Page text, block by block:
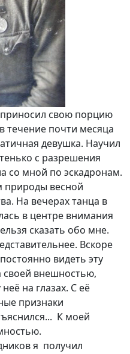
приносил свою порцию
течение почти месяца
девушка. Научил
с разрешения
со мной по эскадронам.
природы весной
На вечерах танца в
в центре внимания
сказать обо мне.
Вскоре
видеть эту
своей внешностью,
на глазах. С её
признаки
К моей
я получил